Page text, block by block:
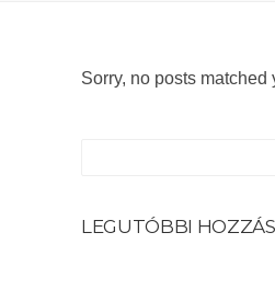
Sorry, no posts matched
LEGUTÓBBI